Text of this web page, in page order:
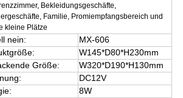
Bekleidungsgeschäfte,
Familie, Promiempfangsbereich und
kleine Plätze
nein:
MX-606
W145*D80*H230mm
Größe:
W320*D190*H130mm
DC12V
8W